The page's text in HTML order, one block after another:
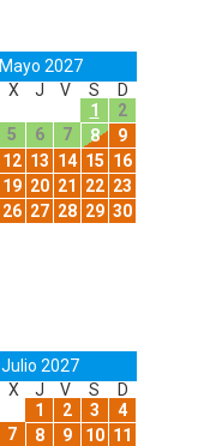
Mayo 2027
X J V S
D
1
2
5 6 7 8
9
12 13 14 15 16
19 20 21 22 23
26 27 28 29 30
Julio 2027
X J V S
D
1
2 3
4
7 8 9 10 11